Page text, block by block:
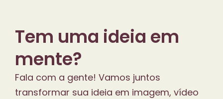
Tem uma ideia em
mente?
Fala com a gente! Vamos juntos
transformar sua ideia em imagem, vídeo